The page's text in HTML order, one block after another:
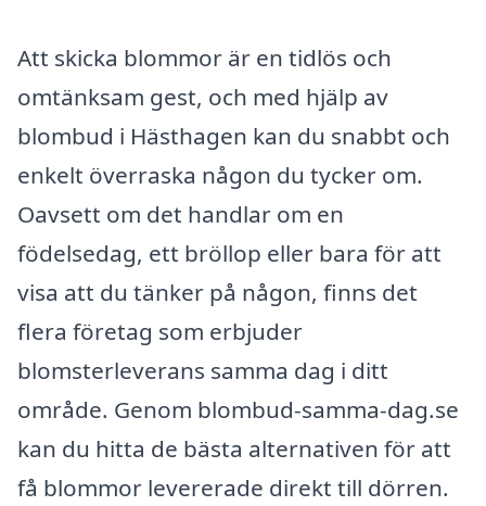
Att skicka blommor är en tidlös och
omtänksam gest, och med hjälp av
blombud i Hästhagen kan du snabbt och
enkelt överraska någon du tycker om.
Oavsett om det handlar om en
födelsedag, ett bröllop eller bara för att
visa att du tänker på någon, finns det
flera företag som erbjuder
blomsterleverans samma dag i ditt
område. Genom blombud-samma-dag.se
kan du hitta de bästa alternativen för att
få blommor levererade direkt till dörren.